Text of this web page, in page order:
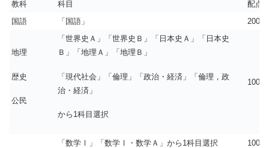
教科 科目
配点
国語
「国語」 200
地理
歴史
公民
「世界史Ａ」「世界史Ｂ」「日本史Ａ」「日本史
Ｂ」「地理Ａ」「地理Ｂ」
「現代社会」「倫理」「政治・経済」「倫理，政
治・経済」
から1科目選択
100
「数学Ⅰ」「数学Ⅰ・数学Ａ」から1科目選択
100